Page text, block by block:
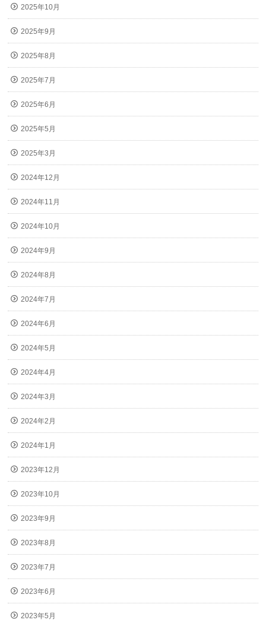
2025年10月
2025年9月
2025年8月
2025年7月
2025年6月
2025年5月
2025年3月
2024年12月
2024年11月
2024年10月
2024年9月
2024年8月
2024年7月
2024年6月
2024年5月
2024年4月
2024年3月
2024年2月
2024年1月
2023年12月
2023年10月
2023年9月
2023年8月
2023年7月
2023年6月
2023年5月